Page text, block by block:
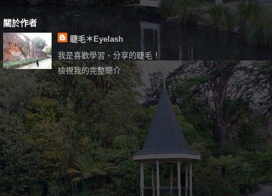
關於作者
睫毛＊Eyelash
我是喜歡學習、分享的睫毛！
檢視我的完整簡介